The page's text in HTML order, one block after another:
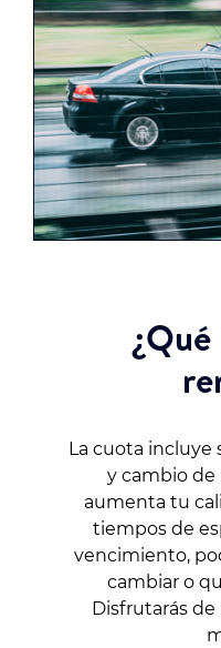
La cuota
y cambio de
aumenta tu
tiempos de
vencimiento,
cambiar o
Disfrutarás